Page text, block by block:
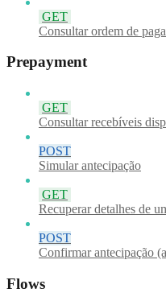
GET
Consultar ordem de
Prepayment
GET
Consultar recebíveis
POST
Simular antecipação
GET
Recuperar detalhes de
POST
Confirmar antecipação
Flows